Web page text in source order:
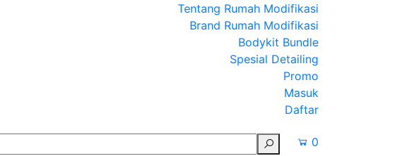
Tentang Rumah Modifikasi
Brand Rumah Modifikasi
Bodykit Bundle
Spesial Detailing
Promo
Masuk
Daftar
0